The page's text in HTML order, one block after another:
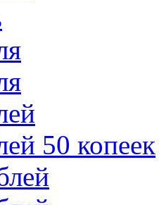
50 копеек